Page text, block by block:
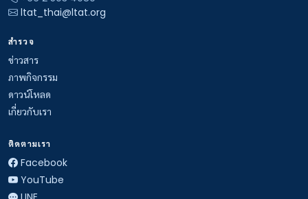
ltat_thai@ltat.org
สำรวจ
ข่าวสาร
ภาพกิจกรรม
ดาวน์โหลด
เกี่ยวกับเรา
ติดตามเรา
Facebook
YouTube